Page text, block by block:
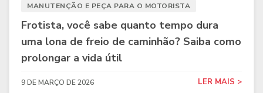
MANUTENÇÃO E PEÇA PARA O MOTORISTA
Frotista, você sabe quanto tempo dura
uma lona de freio de caminhão? Saiba como
prolongar a vida útil
9 DE MARÇO DE 2026 LER MAIS >